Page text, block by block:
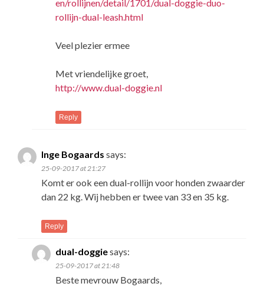
en/rollijnen/detail/1701/dual-doggie-duo-
rollijn-dual-leash.html
Veel plezier ermee
Met vriendelijke groet,
http://www.dual-doggie.nl
Reply
Inge Bogaards says:
25-09-2017 at 21:27
Komt er ook een dual-rollijn voor honden zwaarder
dan 22 kg. Wij hebben er twee van 33 en 35 kg.
Reply
dual-doggiesays:
25-09-2017 at 21:48
Beste mevrouw Bogaards,